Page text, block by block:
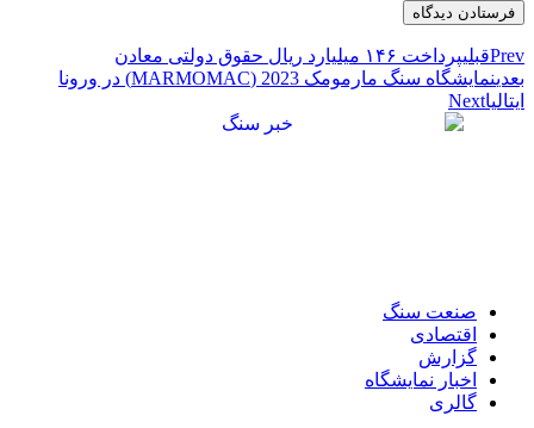
Prevقبلیپرداخت ۱۴۶ میلیارد ریال حقوق دولتی معادن
بعدی
نمایشگاه سنگ مارمومک 2023 (MARMOMAC) در ورونا
ایتالیاNext
صنعت سنگ
اقتصادی
گزارش
اخبار نمایشگاه
گالری